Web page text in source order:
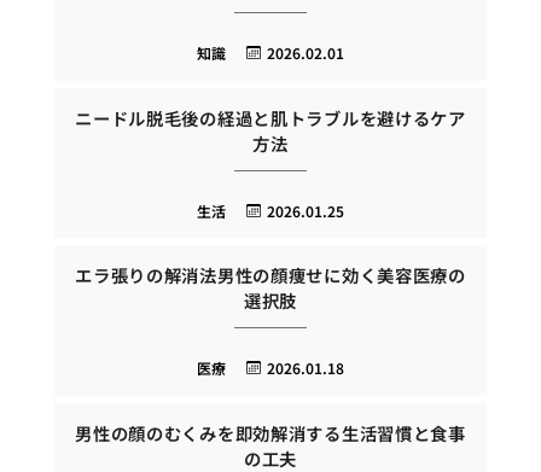
2026.02.01
知識
ニードル脱毛後の経過と肌トラブルを避けるケア
方法
2026.01.25
生活
エラ張りの解消法男性の顔痩せに効く美容医療の
選択肢
2026.01.18
医療
男性の顔のむくみを即効解消する生活習慣と食事
の工夫